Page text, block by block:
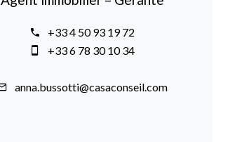
+33 4 50 93 19 72
+33 6 78 30 10 34
anna.bussotti@casaconseil.com